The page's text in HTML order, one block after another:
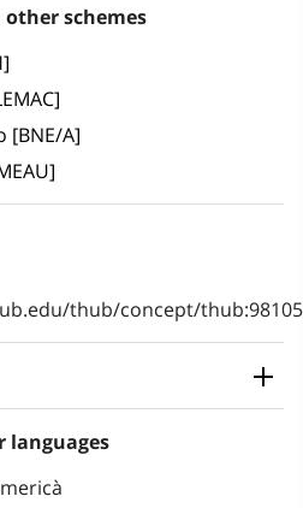
schemes
[BNE/A]
thub/concept/
languages